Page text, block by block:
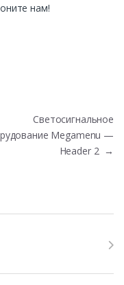
нам!
Светосигнальное
Megamenu —
Header 2 →